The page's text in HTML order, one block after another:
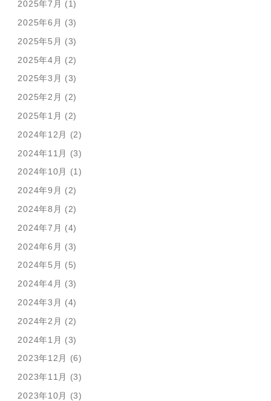
2025年7月 (1)
2025年6月 (3)
2025年5月 (3)
2025年4月 (2)
2025年3月 (3)
2025年2月 (2)
2025年1月 (2)
2024年12月 (2)
2024年11月 (3)
2024年10月 (1)
2024年9月 (2)
2024年8月 (2)
2024年7月 (4)
2024年6月 (3)
2024年5月 (5)
2024年4月 (3)
2024年3月 (4)
2024年2月 (2)
2024年1月 (3)
2023年12月 (6)
2023年11月 (3)
2023年10月 (3)